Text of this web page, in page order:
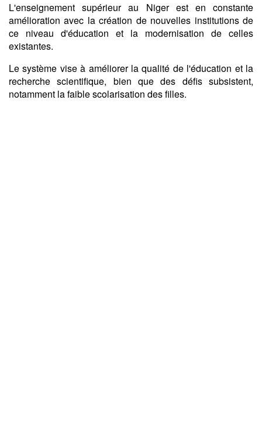
L'enseignement supérieur au Niger est en constante
amélioration avec la création de nouvelles institutions de
ce niveau d'éducation et la modernisation de celles
existantes.
Le système vise à améliorer la qualité de l'éducation et la
recherche scientifique, bien que des défis subsistent,
notamment la faible scolarisation des filles.